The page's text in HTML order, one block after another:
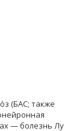
(БАС; также
— болезнь Лу